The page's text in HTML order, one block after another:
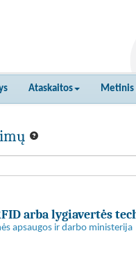
Ataskaitos Metinis
arba lygiavertės
apsaugos ir darbo ministerija